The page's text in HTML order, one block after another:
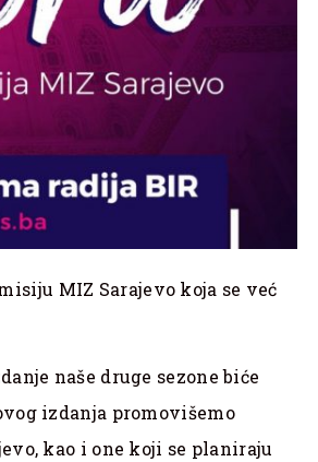
MIZ Sarajevo koja se već
naše druge sezone biće
izdanja promovišemo
kao i one koji se planiraju